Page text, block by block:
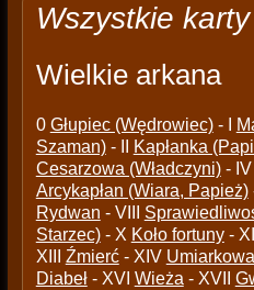
Wszystkie
Wielkie arkana
0 Głupiec (Wędrowiec)- I
Szaman)- II Kapłanka
Cesarzowa (Władczyni)- IV
Arcykapłan (Wiara, Papież)
Rydwan - VIII
Starzec)- X Koło fortuny- XI
XIII Źmierć- XIV
Diabeł- XVI Wieża - XVII